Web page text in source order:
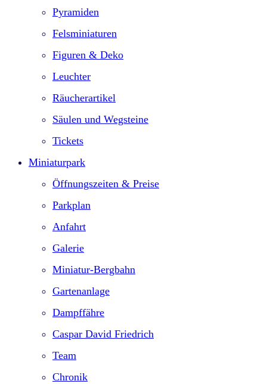
Pyramiden
Felsminiaturen
Figuren & Deko
Leuchter
Räucherartikel
Säulen und Wegsteine
Tickets
Miniaturpark
Öffnungszeiten & Preise
Parkplan
Anfahrt
Galerie
Miniatur-Bergbahn
Gartenanlage
Dampffähre
Caspar David Friedrich
Team
Chronik